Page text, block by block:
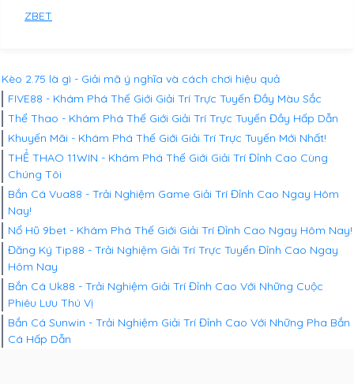
ZBET
Kèo 2.75 là gì - Giải mã ý nghĩa và cách chơi hiệu quả
FIVE88 - Khám Phá Thế Giới Giải Trí Trực Tuyến Đầy Màu Sắc
Thể Thao - Khám Phá Thế Giới Giải Trí Trực Tuyến Đầy Hấp Dẫn
Khuyến Mãi - Khám Phá Thế Giới Giải Trí Trực Tuyến Mới Nhất!
THỂ THAO 11WIN - Khám Phá Thế Giới Giải Trí Đỉnh Cao Cùng
Chúng Tôi
Bắn Cá Vua88 - Trải Nghiệm Game Giải Trí Đỉnh Cao Ngay Hôm
Nay!
Nổ Hũ 9bet - Khám Phá Thế Giới Giải Trí Đỉnh Cao Ngay Hôm Nay!
Đăng Ký Tip88 - Trải Nghiệm Giải Trí Trực Tuyến Đỉnh Cao Ngay
Hôm Nay
Bắn Cá Uk88 - Trải Nghiệm Giải Trí Đỉnh Cao Với Những Cuộc
Phiêu Lưu Thú Vị
Bắn Cá Sunwin - Trải Nghiệm Giải Trí Đỉnh Cao Với Những Pha Bắn
Cá Hấp Dẫn